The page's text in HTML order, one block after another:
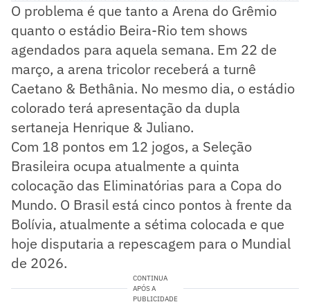
O problema é que tanto a Arena do Grêmio
quanto o estádio Beira-Rio tem shows
agendados para aquela semana. Em 22 de
março, a arena tricolor receberá a turnê
Caetano & Bethânia. No mesmo dia, o estádio
colorado terá apresentação da dupla
sertaneja Henrique & Juliano.
Com 18 pontos em 12 jogos, a Seleção
Brasileira ocupa atualmente a quinta
colocação das Eliminatórias para a Copa do
Mundo. O Brasil está cinco pontos à frente da
Bolívia, atualmente a sétima colocada e que
hoje disputaria a repescagem para o Mundial
de 2026.
CONTINUA
APÓS A
PUBLICIDADE